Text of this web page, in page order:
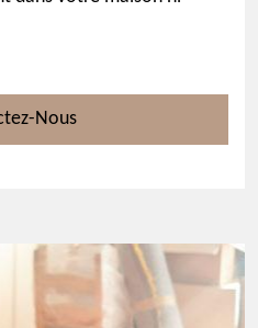
Nous